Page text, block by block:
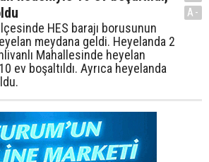
HES barajı borusunun
meydana geldi. Heyelanda 2
Mahallesinde heyelan
ev boşaltıldı. Ayrıca heyelanda
A-